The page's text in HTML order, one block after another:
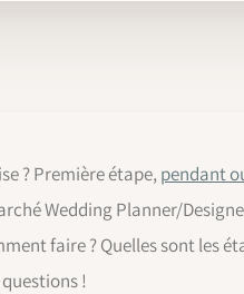
? Première étape,pendant
Wedding Planner/
faire ? Quelles sont les
!